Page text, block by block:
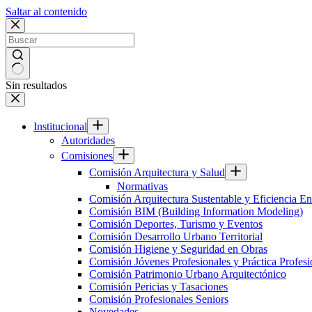
Saltar al contenido
Sin resultados
Institucional
Autoridades
Comisiones
Comisión Arquitectura y Salud
Normativas
Comisión Arquitectura Sustentable y Eficiencia
Comisión BIM (Building Information Modeling)
Comisión Deportes, Turismo y Eventos
Comisión Desarrollo Urbano Territorial
Comisión Higiene y Seguridad en Obras
Comisión Jóvenes Profesionales y Práctica
Comisión Patrimonio Urbano Arquitectónico
Comisión Pericias y Tasaciones
Comisión Profesionales Seniors